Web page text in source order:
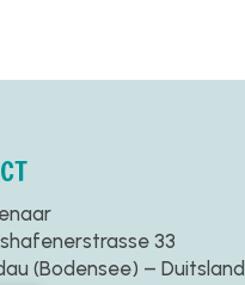
33
(Bodensee) – Duitsland